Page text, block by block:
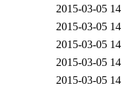
2015-03-05
2015-03-05
2015-03-05
2015-03-05
2015-03-05